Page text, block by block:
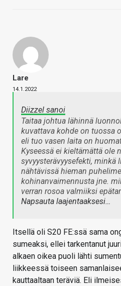
Lare
14.1.2022
Diizzel sanoi
Taitaa johtua lähinnä
kuvattava kohde on tuossa
eli tuo vasen laita on
Kyseessä ei kieltämättä ole
syvyysterävyysefekti, minkä
nähtävissä hieman
kohinanvaimennusta jne.
verran rosoa valmiiksi
Napsauta laajentaaksesi…
Itsellä oli S20 FE:ssä sama
sumeaksi, ellei tarkentanut
alkaen oikea puoli lähti
liikkeessä toiseen
kauttaaltaan teräviä. Eli